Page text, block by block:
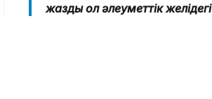
жазды ол әлеуметтік желідегі